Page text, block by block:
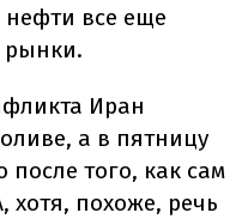
нефти все еще
рынки.
Иран
а в пятницу
после того, как сам
хотя, похоже, речь